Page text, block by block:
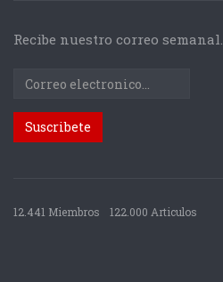
Recibe nuestro correo semanal.
12.441 Miembros 122.000 Articulos